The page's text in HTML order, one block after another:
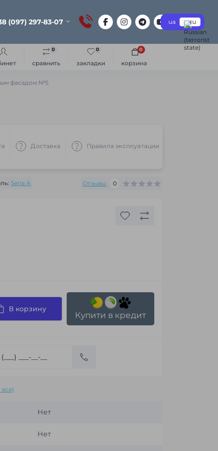
(097) 297-83-07 ua ru
сравнить
0
закладки
0
корзина
0
фасадом №5
Доставка Правила эксплуатации
Seria A Отзывы: 0
В корзину
Купити в кредит
Нет
Нет